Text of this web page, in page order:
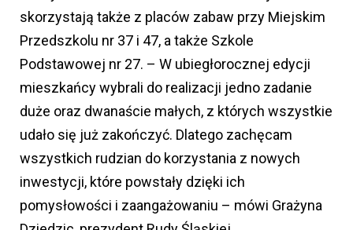
skorzystają także z placów zabaw przy Miejskim
Przedszkolu nr 37 i 47, a także Szkole
Podstawowej nr 27. – W ubiegłorocznej edycji
mieszkańcy wybrali do realizacji jedno zadanie
duże oraz dwanaście małych, z których wszystkie
udało się już zakończyć. Dlatego zachęcam
wszystkich rudzian do korzystania z nowych
inwestycji, które powstały dzięki ich
pomysłowości i zaangażowaniu – mówi Grażyna